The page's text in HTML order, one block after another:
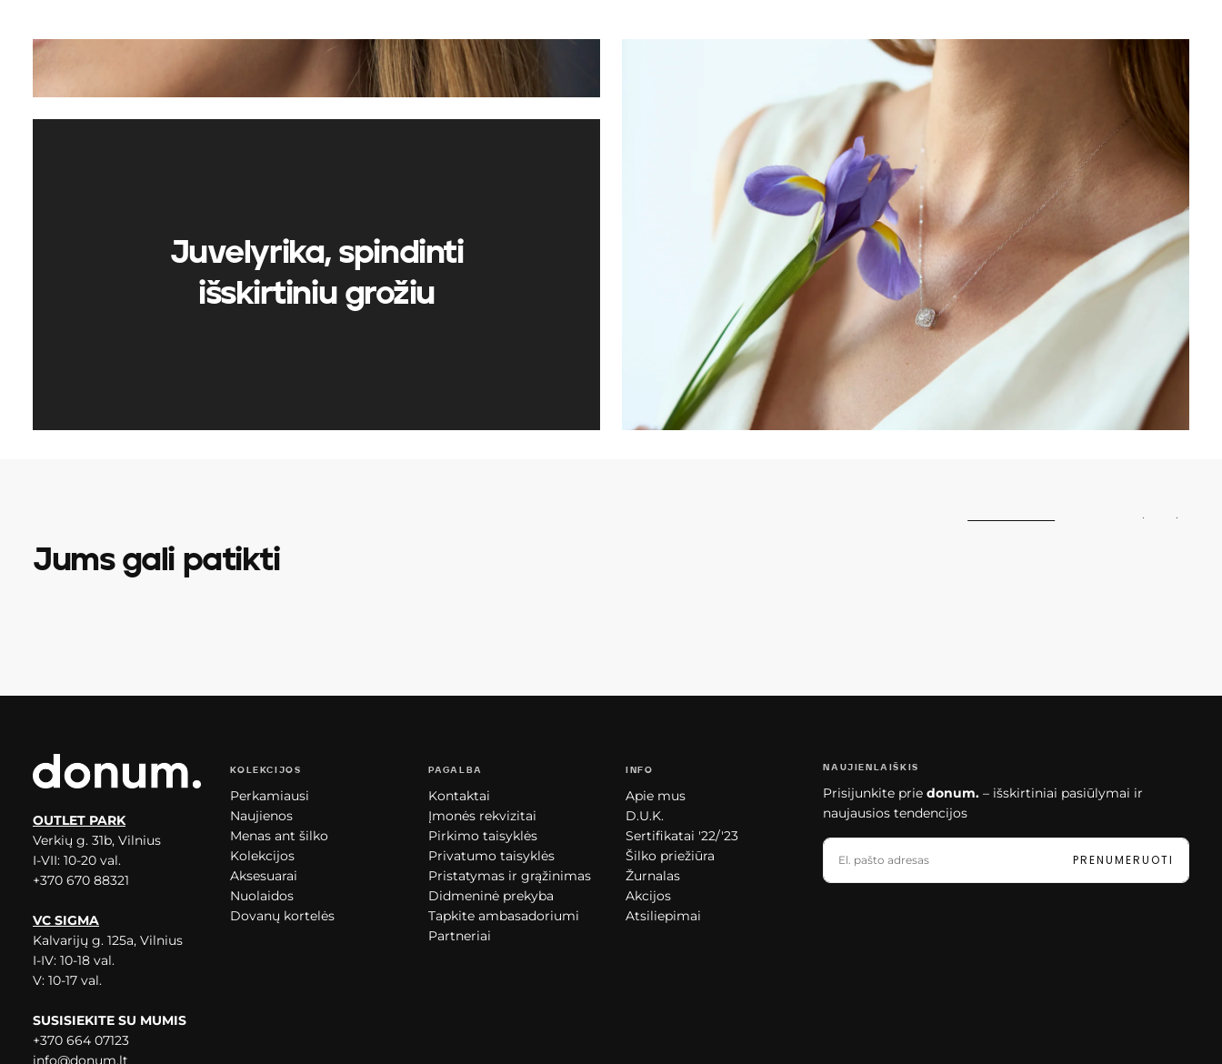
Juvelyrika, spindinti
išskirtiniu grožiu
Jums gali patikti
OUTLET PARK
Verkių g. 31b, Vilnius
I-VII: 10-20 val.
+370 670 88321
VC SIGMA
Kalvarijų g. 125a, Vilnius
I-IV: 10-18 val.
V: 10-17 val.
SUSISIEKITE SU MUMIS
+370 664 07123
info@donum.lt
KOLEKCIJOS
Perkamiausi
Naujienos
Menas ant šilko
Kolekcijos
Aksesuarai
Nuolaidos
Dovanų kortelės
PAGALBA
Kontaktai
Įmonės rekvizitai
Pirkimo taisyklės
Privatumo taisyklės
Pristatymas ir grąžinimas
Didmeninė prekyba
Tapkite ambasadoriumi
Partneriai
INFO
Apie mus
D.U.K.
Sertifikatai '22/'23
Šilko priežiūra
Žurnalas
Akcijos
Atsiliepimai
NAUJIENLAIŠKIS
Prisijunkite priedonum.– išskirtiniai pasiūlymai ir
naujausios tendencijos
EL.
PAŠTAS
PRENUMERUOTI